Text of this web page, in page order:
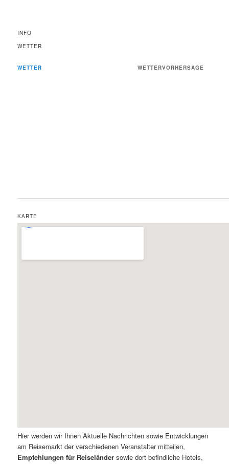
INFO
WETTER
WETTER WETTERVORHERSAGE
KARTE
Hier werden wir Ihnen Aktuelle Nachrichten sowie Entwicklungen
am Reisemarkt der verschiedenen Veranstalter mitteilen,
Empfehlungen für Reiseländer sowie dort befindliche Hotels,